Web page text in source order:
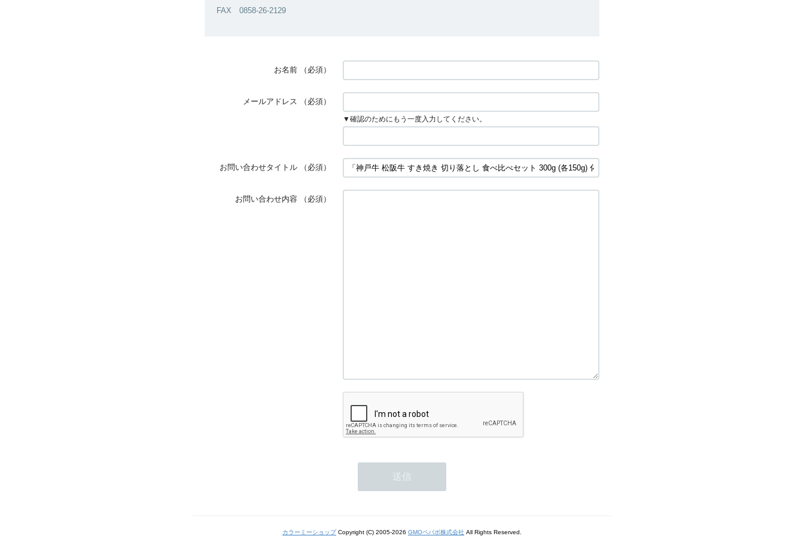
FAX 0858-26-2129
お名前 （必須）
メールアドレス （必須）
▼確認のためにもう一度入力してください。
お問い合わせタイトル （必須）
お問い合わせ内容 （必須）
カラーミーショップCopyright (C) 2005-2026 GMOペパボ株式会社 All Rights Reserved.